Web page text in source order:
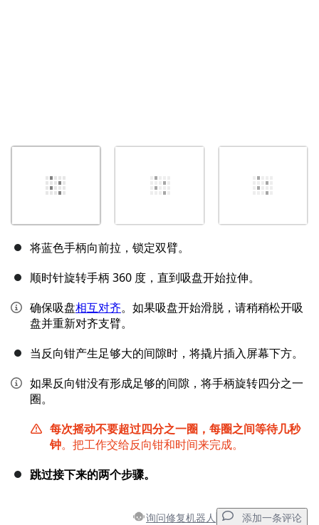
将蓝色手柄向前拉，锁定双臂。
顺时针旋转手柄 360 度，直到吸盘开始拉伸。
确保吸盘相互对齐。如果吸盘开始滑脱，请稍稍松开吸
盘并重新对齐支臂。
当反向钳产生足够大的间隙时，将撬片插入屏幕下方。
如果反向钳没有形成足够的间隙，将手柄旋转四分之一
圈。
每次摇动不要超过四分之一圈，每圈之间等待几秒
钟。把工作交给反向钳和时间来完成。
跳过接下来的两个步骤。
询问修复机器人 添加一条评论